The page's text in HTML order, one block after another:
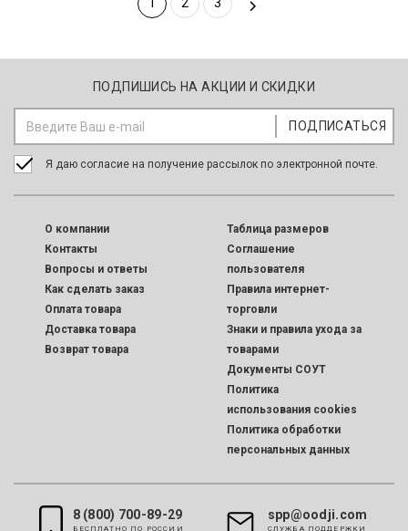
Юбка джинсовая прямая
o 2 759o - 89%
Юбка-карандаш базовая
317o 999o - 68%